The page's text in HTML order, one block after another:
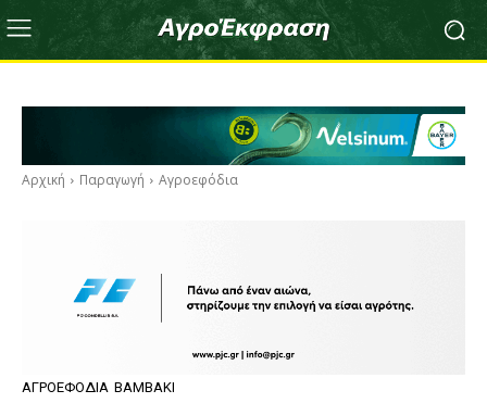
Αρχική Παραγωγή Αγροεφόδια
ΑΓΡΟΕΦΌΔΙΑ ΒΑΜΒΆΚΙ